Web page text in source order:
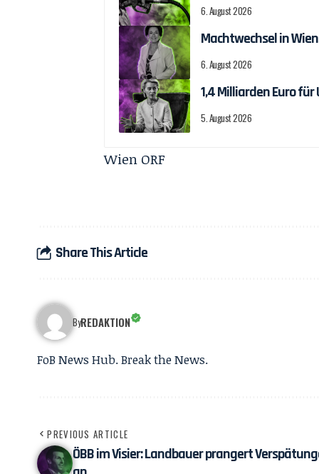
6. August 2026
Machtwechsel in
6. August 2026
1,4 Milliarden Euro
5. August 2026
Wien ORF
Share This Article
ByREDAKTION
FoB News Hub. Break the News.
PREVIOUS ARTICLE
ÖBB im Visier: Landbauer prangert